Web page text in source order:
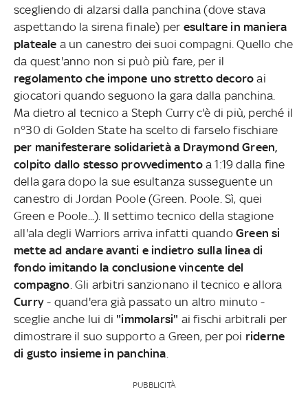
scegliendo di alzarsi dalla panchina (dove stava
aspettando la sirena finale) per esultare in maniera
plateale a un canestro dei suoi compagni. Quello che
da quest'anno non si può più fare, per il
regolamento che impone uno stretto decoro ai
giocatori quando seguono la gara dalla panchina.
Ma dietro al tecnico a Steph Curry c'è di più, perché il
n°30 di Golden State ha scelto di farselo fischiare
per manifesterare solidarietà a Draymond Green,
colpito dallo stesso provvedimentoa 1:19 dalla fine
della gara dopo la sue esultanza susseguente un
canestro di Jordan Poole (Green. Poole. Sì, quei
Green e Poole...). Il settimo tecnico della stagione
all'ala degli Warriors arriva infatti quando Green si
mette ad andare avanti e indietro sulla linea di
fondo imitando la conclusione vincente del
compagno . Gli arbitri sanzionano il tecnico e allora
Curry- quand'era già passato un altro minuto -
sceglie anche lui di "immolarsi" ai fischi arbitrali per
dimostrare il suo supporto a Green, per poi riderne
di gusto insieme in panchina
PUBBLICITÀ